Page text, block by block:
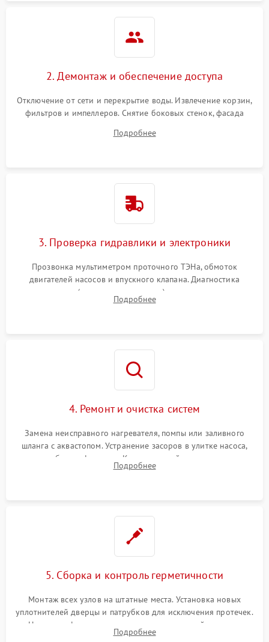
2. Демонтаж и обеспечение доступа
Отключение от сети и перекрытие воды. Извлечение корзин,
фильтров и импеллеров. Снятие боковых стенок, фасада
циркуляционному насосу, ТЭНу и сливной помпе.
Подробнее
3. Проверка гидравлики и электроники
Прозвонка мультиметром проточного ТЭНа, обмоток
двигателей насосов и впускного клапана. Диагностика
прессостата (датчика уровня воды), датчика мутности,
концевика дверцы и электронного модуля управления.
Подробнее
4. Ремонт и очистка систем
Замена неисправного нагревателя, помпы или заливного
шланга с аквастопом. Устранение засоров в улитке насоса,
патрубках и фильтрах. Компонентный ремонт платы
управления, восстановление поврежденной проводки.
Подробнее
5. Сборка и контроль герметичности
Монтаж всех узлов на штатные места. Установка новых
уплотнителей дверцы и патрубков для исключения протечек.
Надежная фиксация хомутов гидравлической системы,
сборка корпуса и установка датчика поплавка.
Подробнее